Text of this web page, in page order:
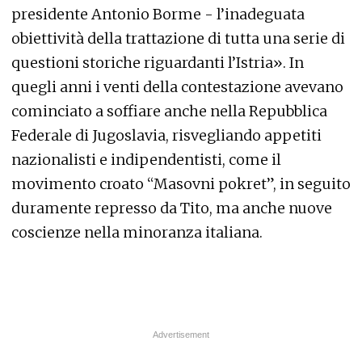
presidente Antonio Borme - l’inadeguata
obiettività della trattazione di tutta una serie di
questioni storiche riguardanti l’Istria». In
quegli anni i venti della contestazione avevano
cominciato a soffiare anche nella Repubblica
Federale di Jugoslavia, risvegliando appetiti
nazionalisti e indipendentisti, come il
movimento croato “Masovni pokret”, in seguito
duramente represso da Tito, ma anche nuove
coscienze nella minoranza italiana.